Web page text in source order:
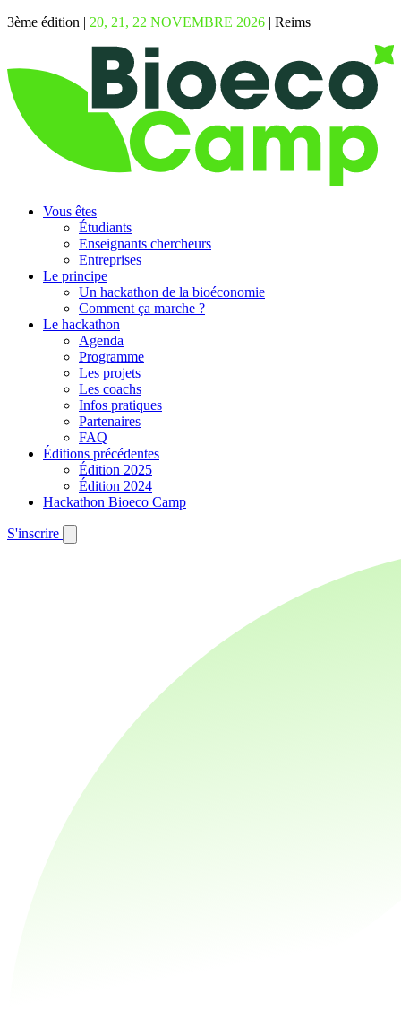
3ème édition | 20, 21, 22 NOVEMBRE 2026 | Reims
Vous êtes
Étudiants
Enseignants chercheurs
Entreprises
Le principe
Un hackathon de la bioéconomie
Comment ça marche ?
Le hackathon
Agenda
Programme
Les projets
Les coachs
Infos pratiques
Partenaires
FAQ
Éditions précédentes
Édition 2025
Édition 2024
Hackathon Bioeco Camp
S'inscrire